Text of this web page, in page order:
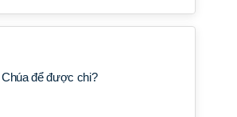
để được chi?